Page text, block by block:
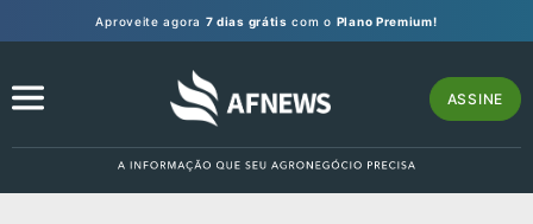
Aproveite agora 7 dias grátis com o Plano Premium!
ASSINE